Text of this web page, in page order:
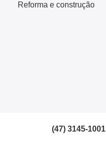
Reforma e construção
(47) 3145-1001